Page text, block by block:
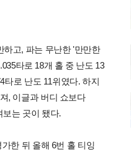
하고, 파는 무난한 '만만한
타로 18개 홀 중 난도 13
타로 난도 11위였다. 하지
, 이글과 버디 쇼보다
보는 곳이 됐다.
한 뒤 올해 6번 홀 티잉